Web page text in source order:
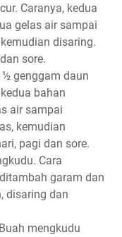
Caranya, kedua
gelas air sampai
disaring.
sore.
genggam daun
bahan
air sampai
kemudian
pagi dan sore.
Cara
garam dan
disaring dan
mengkudu